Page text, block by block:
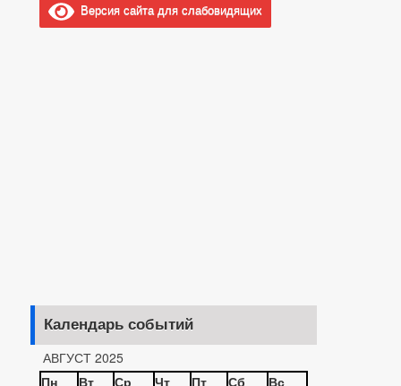
Версия сайта для слабовидящих
Календарь событий
АВГУСТ 2025
Пн
Вт Ср Чт Пт Сб Вс